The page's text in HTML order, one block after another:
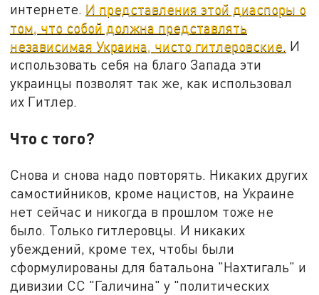
интернете. И представления этой диаспоры о
том, что собой должна представлять
независимая Украина, чисто гитлеровские. И
использовать себя на благо Запада эти
украинцы позволят так же, как использовал
их Гитлер.
Что с того?
Снова и снова надо повторять. Никаких других
самостийников, кроме нацистов, на Украине
нет сейчас и никогда в прошлом тоже не
было. Только гитлеровцы. И никаких
убеждений, кроме тех, чтобы были
сформулированы для батальона "Нахтигаль" и
дивизии СС "Галичина" у "политических